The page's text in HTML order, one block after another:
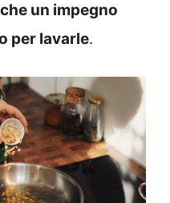
un impegno
per lavarle.